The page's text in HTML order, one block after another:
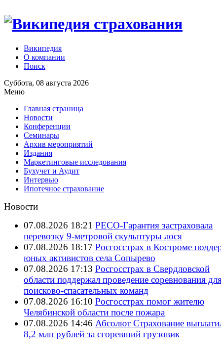
Википедия
О компании
Поиск
Суббота, 08 августа 2026
Меню
Главная страница
Новости
Конференции
Семинары
Архив мероприятий
Издания
Маркетинговые исследования
Бухучет и Аудит
Интервью
Ипотечное страхование
Новости
07.08.2026 18:21 РЕСО-Гарантия застраховала
перевозку 9-метровой скульптуры лося
07.08.2026 18:17 Росгосстрах в Костроме
юных активистов села Сопырево
07.08.2026 17:13 Росгосстрах в Свердловской
области поддержал проведение соревнования
поисково‑спасательных команд
07.08.2026 16:10 Росгосстрах помог жителю
Челябинской области после пожара
07.08.2026 14:46 Абсолют Страхование
8,2 млн рублей за сгоревший грузовик